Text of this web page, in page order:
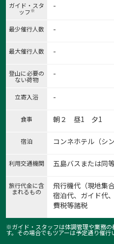
ガイド・スタ
ッフ※ -
最少催行人数 -
最大催行人数 -
登山に必要の
ない荷物
-
立寄入浴 -
食事 朝２ 昼1 夕1
宿泊 コンネホテル（シ
利用交通機関 五島バスまたは同
旅行代金に含
まれるもの
飛行機代（現地集
宿泊代、ガイド代
費税等諸税
※ガイド・スタッフは体調管理や業務
す。その場合でもツアーは予定通り催行